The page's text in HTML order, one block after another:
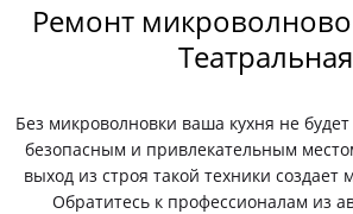
Ремонт
Театральная
Без микроволновки ваша кухня не
безопасным и привлекательным
выход из строя такой техники создает
Обратитесь к профессионалам из